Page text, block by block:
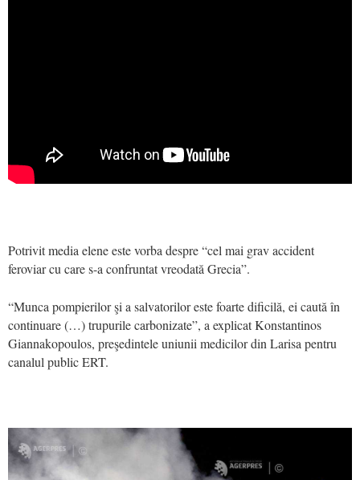
Potrivit media elene este vorba despre “cel mai grav accident
feroviar cu care s-a confruntat vreodată Grecia”.
“Munca pompierilor şi a salvatorilor este foarte dificilă, ei caută în
continuare (…) trupurile carbonizate”, a explicat Konstantinos
Giannakopoulos, preşedintele uniunii medicilor din Larisa pentru
canalul public ERT.